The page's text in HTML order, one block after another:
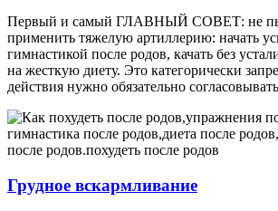
Первый и самый ГЛАВНЫЙ СОВЕТ: не
применить тяжелую артиллерию: начать
гимнастикой после родов, качать без
на жесткую диету. Это категорически
действия нужно обязательно
Грудное вскармливание